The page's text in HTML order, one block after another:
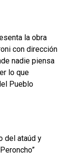
la obra
con dirección
nadie piensa
lo que
Pueblo
del ataúd y